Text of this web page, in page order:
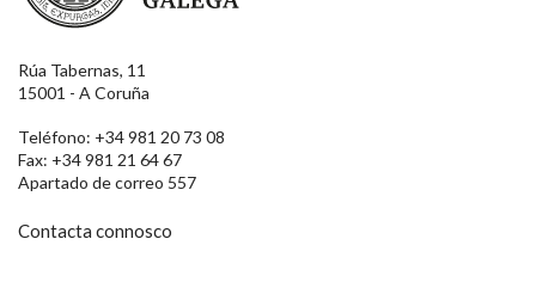
Rúa Tabernas, 11
15001 - A Coruña
Teléfono: +34 981 20 73 08
Fax: +34 981 21 64 67
Apartado de correo 557
Contacta connosco